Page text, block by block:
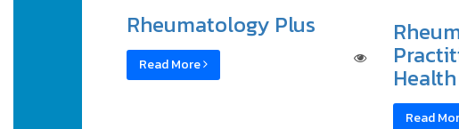
Rheumatology Plus
Read More
Read